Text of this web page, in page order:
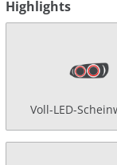
Highlights
Voll-LED-